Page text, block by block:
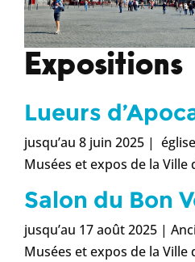
Expositions
Lueurs
jusqu’au 8 juin 2025 |
Musées et expos de la Ville
Salon du Bon
jusqu’au 17 août 2025 |
Musées et expos de la Ville